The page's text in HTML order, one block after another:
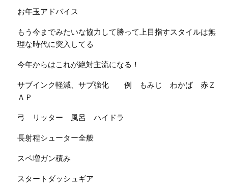
お年玉アドバイス
もう今までみたいな協力して勝って上目指すスタイルは無
理な時代に突入してる
今年からはこれが絶対主流になる！
サブインク軽減、サブ強化 例 もみじ わかば 赤Ｚ
ＡＰ
弓 リッター 風呂 ハイドラ
長射程シューター全般
スペ増ガン積み
スタートダッシュギア